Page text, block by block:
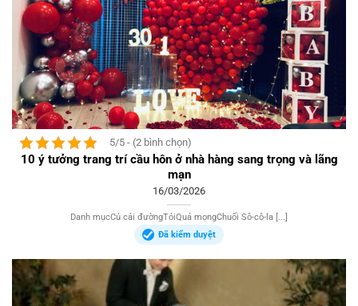
5/5 - (2 bình chọn)
10 ý tưởng trang trí cầu hôn ở nhà hàng sang trọng và lãng
mạn
16/03/2026
Danh mụcCủ cải đườngTỏiQuả mọngChuối Sô-cô-la [...]
Đã kiểm duyệt